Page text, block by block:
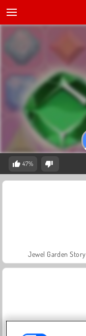
47%
Jewel Garden Story